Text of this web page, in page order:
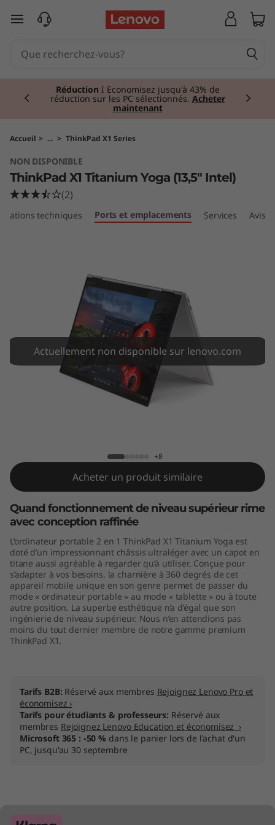
T
P
a
d
X
a
m
Y
o
g
a
1
3
passer au contenu principal
Réduction I Economisez jusqu'à 43% de
réduction sur les PC sélectionnés. Acheter
maintenant
Currently displaying item 1 of 2
Accueil > ... > ThinkPad X1 Series
NON DISPONIBLE
ThinkPad X1 Titanium Yoga (13,5" Intel)
(2)
techniques Ports et emplacements Services Avis
Actuellement non disponible sur lenovo.com
+8
Acheter un produit similaire
Quand fonctionnement de niveau supérieur rime
avec conception raffinée
L’ordinateur portable 2 en 1 ThinkPad X1 Titanium Yoga est
doté d’un impressionnant châssis ultraléger avec un capot en
titane aussi agréable à regarder qu’à utiliser. Conçue pour
s’adapter à vos besoins, la charnière à 360 degrés de cet
appareil mobile unique en son genre permet de passer du
mode « ordinateur portable » au mode « tablette » ou à toute
autre position. La superbe esthétique n’a d’égal que son
ingénierie de niveau supérieur. Nous n’en attendions pas
moins du tout dernier membre de notre gamme premium
ThinkPad X1.
Tarifs B2B: Réservé aux membres Rejoignez Lenovo Pro et
économisez ›
Tarifs pour étudiants & professeurs: Réservé aux
membres Rejoignez Lenovo Education et économisez ›
Microsoft 365 : -50 % dans le panier lors de l'achat d'un
PC, jusqu'au 30 septembre